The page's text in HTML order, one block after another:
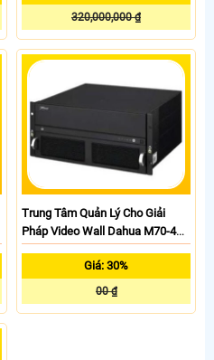
320,000,000 ₫
Trung Tâm Quản Lý Cho Giải
Pháp Video Wall Dahua M70-4U-
Giá: 30%
00 ₫